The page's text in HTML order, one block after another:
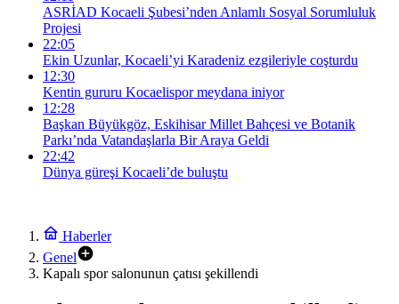
ASRİAD Kocaeli Şubesi’nden Anlamlı Sosyal Sorumluluk
Projesi
22:05
Ekin Uzunlar, Kocaeli’yi Karadeniz ezgileriyle coşturdu
12:30
Kentin gururu Kocaelispor meydana iniyor
12:28
Başkan Büyükgöz, Eskihisar Millet Bahçesi ve Botanik
Parkı’nda Vatandaşlarla Bir Araya Geldi
22:42
Dünya güreşi Kocaeli’de buluştu
Haberler
Genel
Kapalı spor salonunun çatısı şekillendi